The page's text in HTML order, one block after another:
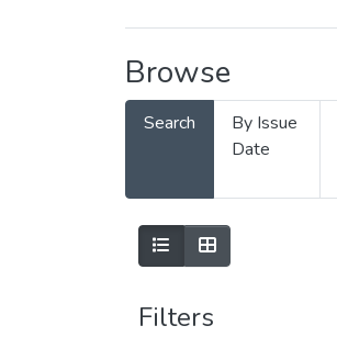
Browse
Search
By Issue
Date
Filters